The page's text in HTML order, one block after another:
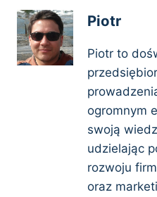
Piotr
Piotr to
ogromnym
swoją
udzielając
rozwoju
oraz